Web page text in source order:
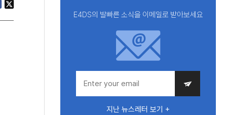
E4DS의 발빠른 소식을 이메일로 받아보세요
지난 뉴스레터 보기 +